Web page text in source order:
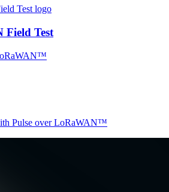
Field Test
Pulse over LoRaWAN™